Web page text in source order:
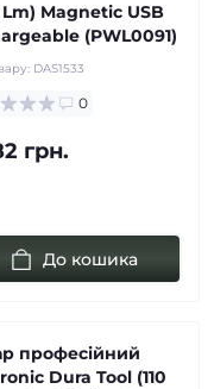
Magnetic USB
(PWL0091)
DAS1533
0
грн.
До кошика
професійний
Dura Tool (110